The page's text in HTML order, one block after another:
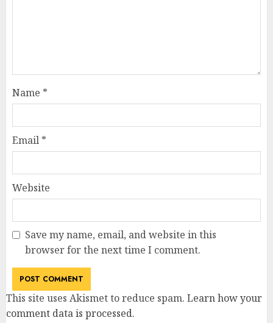
Name *
Email *
Website
Save my name, email, and website in this
browser for the next time I comment.
This site uses Akismet to reduce spam. Learn how your
comment data is processed.